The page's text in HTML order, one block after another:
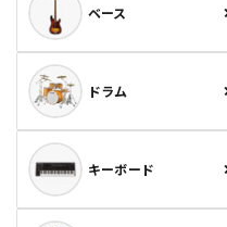
ベース
ドラム
キーボード